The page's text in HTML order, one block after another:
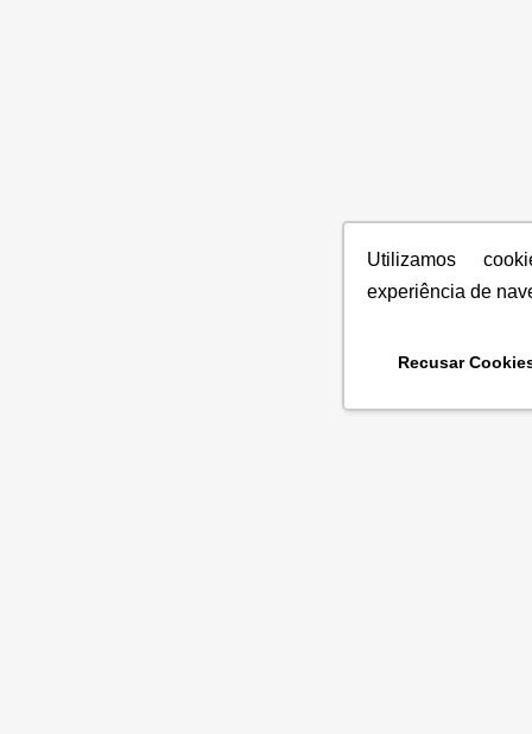
Utilizamos
experiência de
Recusar